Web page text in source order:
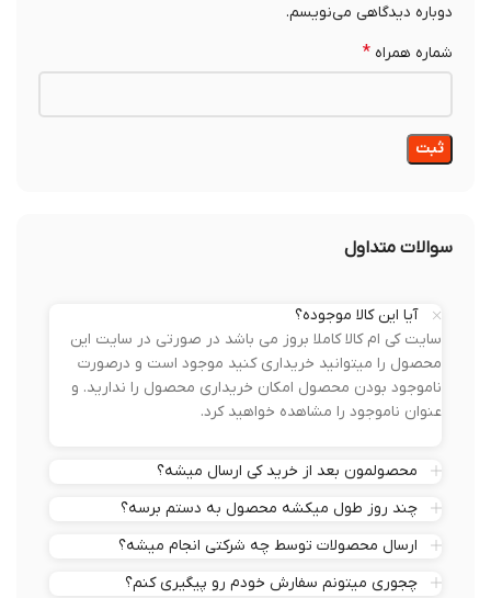
دوباره دیدگاهی می‌نویسم.
شماره همراه*
سوالات متداول
آیا این کالا موجوده؟
سایت کی ام کالا کاملا بروز می باشد در صورتی در سایت این
محصول را میتوانید خریداری کنید موجود است و درصورت
ناموجود بودن محصول امکان خریداری محصول را ندارید. و
عنوان ناموجود را مشاهده خواهید کرد.
محصولمون بعد از خرید کی ارسال میشه؟
چند روز طول میکشه محصول به دستم برسه؟
ارسال محصولات توسط چه شرکتی انجام میشه؟
چجوری میتونم سفارش خودم رو پیگیری کنم؟